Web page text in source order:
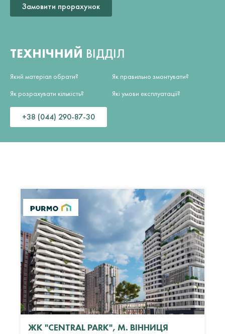
Замовити прорахунок
ТЕХНІЧНИЙ ВІДДІЛ
Який матеріал обрати?
Як розрахувати кількість?
Як правильно змонтувати?
Які умови експлуатації?
+38 (044) 290-87-30
ЖК "CENTRAL PARK", М. ВІННИЦЯ